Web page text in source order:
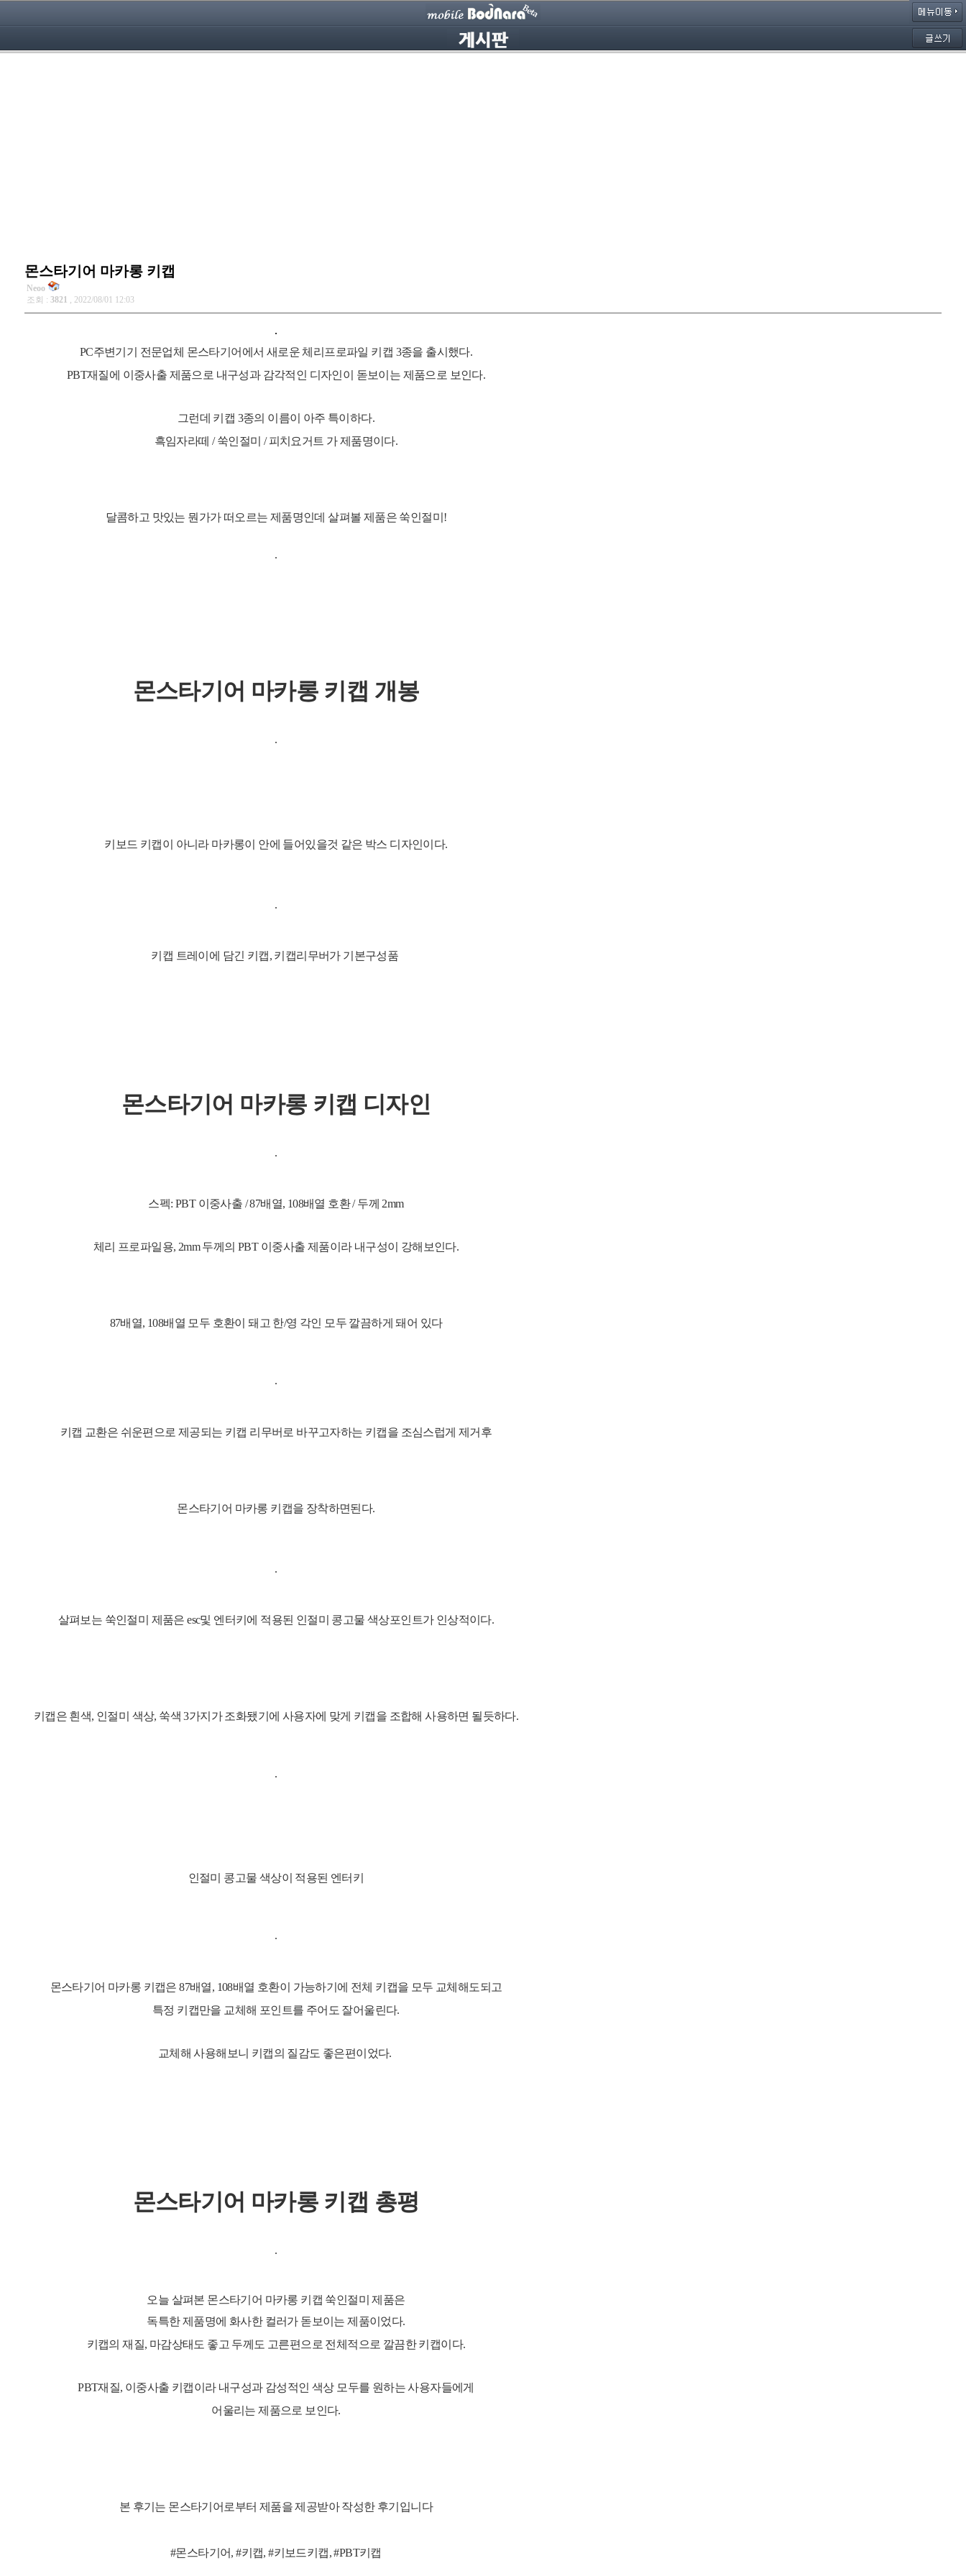
몬스타기어 마카롱 키캡
Neoo
조회 : 3821 , 2022/08/01 12:03
PC주변기기 전문업체 몬스타기어에서 새로운 체리프로파일 키캡 3종을 출시했다.
PBT재질에 이중사출 제품으로 내구성과 감각적인 디자인이 돋보이는 제품으로 보인다.
그런데 키캡 3종의 이름이 아주 특이하다.
흑임자라떼 / 쑥인절미 / 피치요거트 가 제품명이다.
달콤하고 맛있는 뭔가가 떠오르는 제품명인데 살펴볼 제품은 쑥인절미!
몬스타기어 마카롱 키캡 개봉
키보드 키캡이 아니라 마카롱이 안에 들어있을것 같은 박스 디자인이다.
키캡 트레이에 담긴 키캡, 키캡리무버가 기본구성품
몬스타기어 마카롱 키캡 디자인
스펙: PBT 이중사출 / 87배열, 108배열 호환 / 두께 2mm
체리 프로파일용, 2mm 두께의PBT 이중사출 제품이라 내구성이 강해보인다.
87배열, 108배열 모두 호환이 돼고 한/영 각인 모두 깔끔하게 돼어 있다
키캡 교환은 쉬운편으로 제공되는 키캡 리무버로 바꾸고자하는 키캡을 조심스럽게 제거후
몬스타기어 마카롱 키캡을 장착하면된다.
살펴보는 쑥인절미 제품은 esc및 엔터키에 적용된 인절미 콩고물 색상포인트가 인상적이다.
키캡은 흰색, 인절미 색상, 쑥색 3가지가 조화됐기에 사용자에 맞게 키캡을 조합해 사용하면 될듯하다.
인절미 콩고물 색상이 적용된 엔터키
몬스타기어 마카롱 키캡은87배열, 108배열 호환이 가능하기에 전체 키캡을 모두 교체해도되고
특정 키캡만을 교체해 포인트를 주어도 잘어울린다.
교체해 사용해보니 키캡의 질감도 좋은편이었다.
몬스타기어 마카롱 키캡 총평
오늘 살펴본 몬스타기어 마카롱 키캡 쑥인절미 제품은
독특한 제품명에 화사한 컬러가 돋보이는 제품이었다.
키캡의 재질, 마감상태도 좋고 두께도 고른편으로 전체적으로 깔끔한 키캡이다.
PBT재질, 이중사출 키캡이라 내구성과 감성적인 색상 모두를 원하는 사용자들에게
어울리는 제품으로 보인다.
본 후기는 몬스타기어로부터 제품을 제공받아 작성한 후기입니다
#몬스타기어, #키캡, #키보드키캡, #PBT키캡